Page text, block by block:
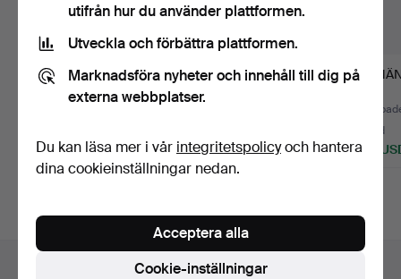
PÄRLÖRHÄNGEN, ett
par, 18K guld, odlade
74 USD
ÖRHÄNGEN, ett par,
Guld 18k.
80 USD
6 bud
169
Sidfotsnavigation
utifrån hur du använder plattformen.
Utveckla och förbättra plattformen.
Marknadsföra nyheter och innehåll till dig på
externa webbplatser.
Du kan läsa mer i vår integritetspolicyoch hantera
dina cookieinställningar nedan.
Cookie-inställningar
Acceptera alla